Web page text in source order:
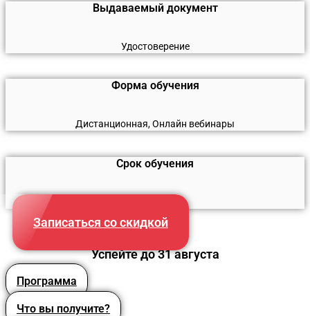
Выдаваемый документ
Удостоверение
Форма обучения
Дистанционная, Онлайн вебинары
Срок обучения
Записаться со скидкой
Успейте до 31 августа
Программа
Что вы получите?